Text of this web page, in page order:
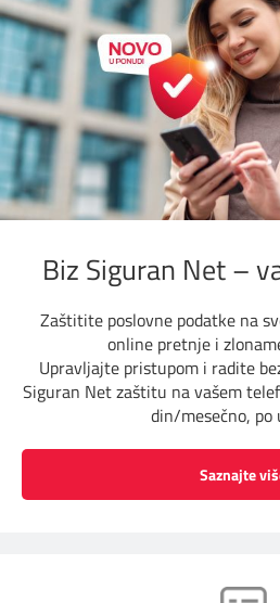
Biz Siguran Net –
Zaštitite poslovne podatke na
online pretnje i
Upravljajte pristupom i radite
Siguran Net zaštitu na vašem
din/mesečno, po
Saznajte